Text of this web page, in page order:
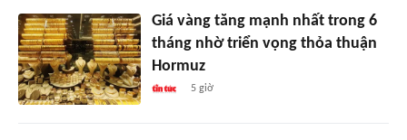
Giá vàng tăng mạnh nhất trong 6
tháng nhờ triển vọng thỏa thuận
Hormuz
5 giờ